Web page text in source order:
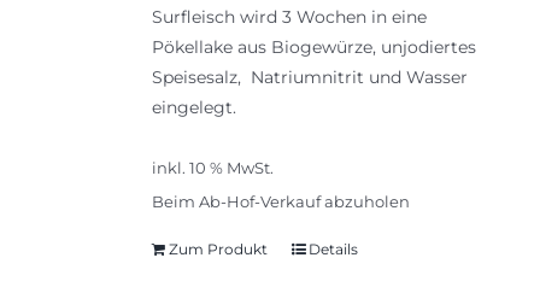
Surfleisch wird 3 Wochen in eine
Pökellake aus Biogewürze, unjodiertes
Speisesalz, Natriumnitrit und Wasser
eingelegt.
inkl. 10 % MwSt.
Beim Ab-Hof-Verkauf abzuholen
Zum Produkt Details